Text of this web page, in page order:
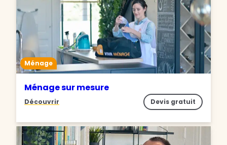
Ménage
Ménage sur mesure
Découvrir Devis gratuit